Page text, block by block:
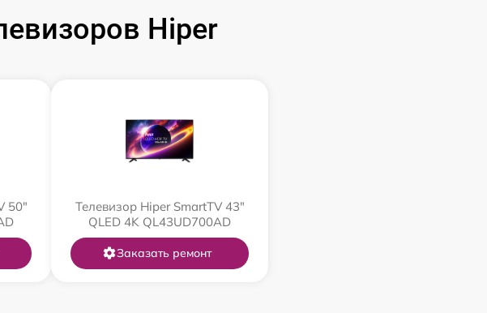
Hiper
50"
Телевизор Hiper SmartTV 43"
QLED 4K QL43UD700AD
Заказать ремонт